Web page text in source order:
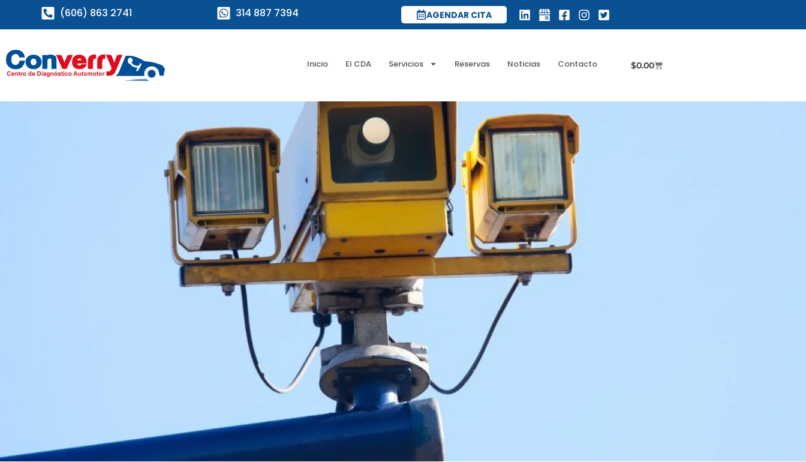
(606) 863 2741 314 887 7394 AGENDAR CITA
Inicio El CDA Servicios Reservas Noticias Contacto $0.00